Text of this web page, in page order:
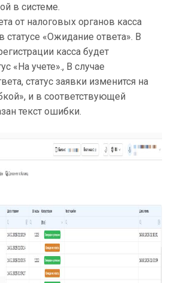
в системе.
от налоговых органов касса
статусе «Ожидание ответа». В
касса будет
«На учете»., В случае
статус заявки изменится на
и в соответствующей
текст ошибки.